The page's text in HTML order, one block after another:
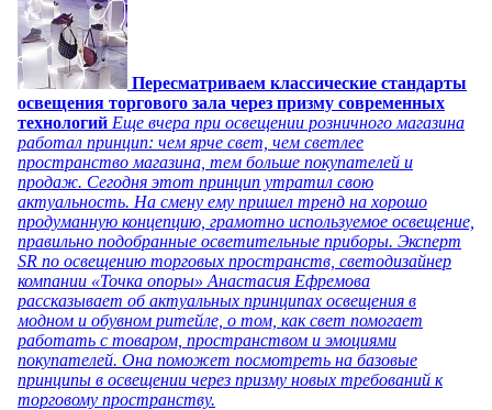
Пересматриваем классические стандарты
освещения торгового зала через призму современных
технологий Еще вчера при освещении розничного магазина
работал принцип: чем ярче свет, чем светлее
пространство магазина, тем больше покупателей и
продаж. Сегодня этот принцип утратил свою
актуальность. На смену ему пришел тренд на хорошо
продуманную концепцию, грамотно используемое освещение,
правильно подобранные осветительные приборы. Эксперт
SR по освещению торговых пространств, светодизайнер
компании «Точка опоры» Анастасия Ефремова
рассказывает об актуальных принципах освещения в
модном и обувном ритейле, о том, как свет помогает
работать с товаром, пространством и эмоциями
покупателей. Она поможет посмотреть на базовые
принципы в освещении через призму новых требований к
торговому пространству.